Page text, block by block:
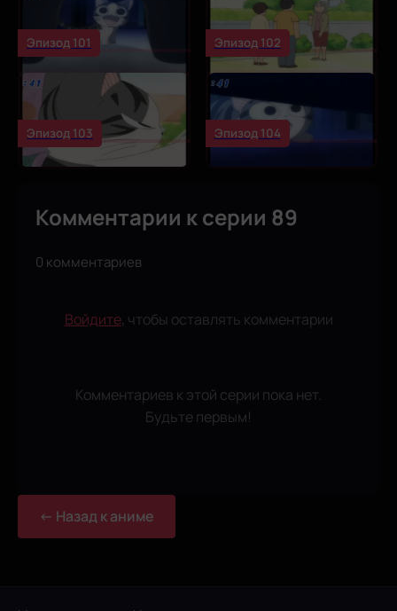
Эпизод 101 Эпизод 102
Эпизод 103 Эпизод 104
Комментарии к серии 89
0 комментариев
Войдите, чтобы оставлять комментарии
Комментариев к этой серии пока нет.
Будьте первым!
← Назад к аниме